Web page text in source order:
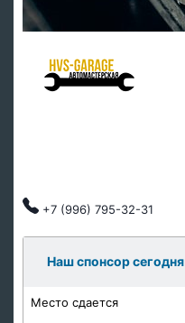
+7 (996) 795-32-31
Наш спонсор сегодня
Место сдается